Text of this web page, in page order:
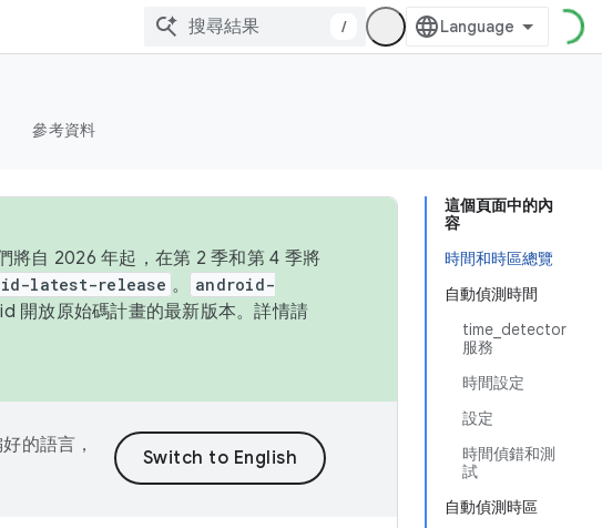
/
參考資料
這個頁面中的內
容
時間和時區總覽
自動偵測時間
time_detector
服務
時間設定
設定
時間偵錯和測
試
自動偵測時區
將自 2026 年起，在第 2 季和第 4 季將
latest-release 。
android-
開放原始碼計畫的最新版本。詳情請
的語言，